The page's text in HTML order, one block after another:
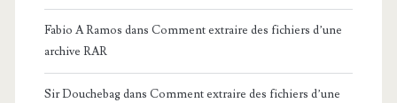
Fabio A Ramos dans Comment extraire des fichiers d’une
archive RAR
Sir Douchebagdans Comment extraire des fichiers d’une